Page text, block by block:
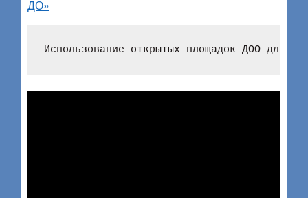
ДО»
Использование открытых площадок ДОО для